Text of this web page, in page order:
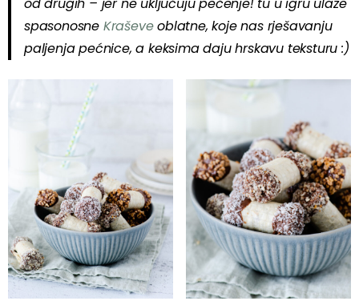
spasonosne Kraševeoblatne, koje nas rješavanju
paljenja pećnice, a keksima daju hrskavu teksturu :)